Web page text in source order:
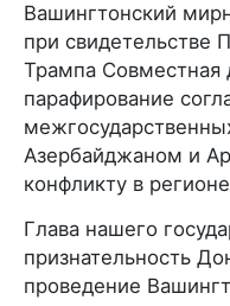
Вашингтонский
при свидетельстве
Трампа Совместная
парафирование
Азербайджаном и
конфликту в
Глава нашего
признательность
проведение